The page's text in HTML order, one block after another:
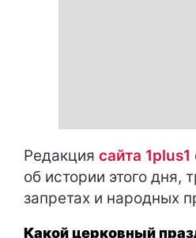
Редакция сайта 1plus1
об истории этого дня,
запретах и народных
Какой церковный